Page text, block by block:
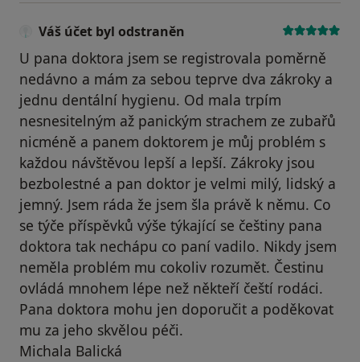
Váš účet byl odstraněn
U pana doktora jsem se registrovala poměrně
nedávno a mám za sebou teprve dva zákroky a
jednu dentální hygienu. Od mala trpím
nesnesitelným až panickým strachem ze zubařů
nicméně a panem doktorem je můj problém s
každou návštěvou lepší a lepší. Zákroky jsou
bezbolestné a pan doktor je velmi milý, lidský a
jemný. Jsem ráda že jsem šla právě k němu. Co
se týče příspěvků výše týkající se češtiny pana
doktora tak nechápu co paní vadilo. Nikdy jsem
neměla problém mu cokoliv rozumět. Čestinu
ovládá mnohem lépe než někteří čeští rodáci.
Pana doktora mohu jen doporučit a poděkovat
mu za jeho skvělou péči.
Michala Balická